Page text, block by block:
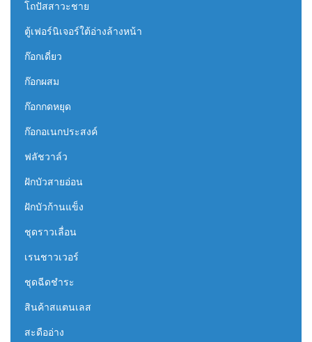
โถปัสสาวะชาย
ตู้เฟอร์นิเจอร์ใต้อ่างล้างหน้า
ก๊อกเดี่ยว
ก๊อกผสม
ก๊อกกดหยุด
ก๊อกอเนกประสงค์
ฟลัชวาล์ว
ฝักบัวสายอ่อน
ฝักบัวก้านแข็ง
ชุดราวเลื่อน
เรนชาวเวอร์
ชุดฉีดชำระ
สินค้าสแตนเลส
สะดืออ่าง